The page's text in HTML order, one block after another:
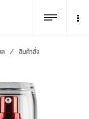
/
สินค้าสั่ง